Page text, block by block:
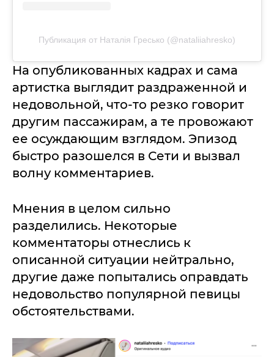
Публикация от Наталія Гресько (@nataliiahresko)
На опубликованных кадрах и сама
артистка выглядит раздраженной и
недовольной, что-то резко говорит
другим пассажирам, а те провожают
ее осуждающим взглядом. Эпизод
быстро разошелся в Сети и вызвал
волну комментариев.
Мнения в целом сильно
разделились. Некоторые
комментаторы отнеслись к
описанной ситуации нейтрально,
другие даже попытались оправдать
недовольство популярной певицы
обстоятельствами.